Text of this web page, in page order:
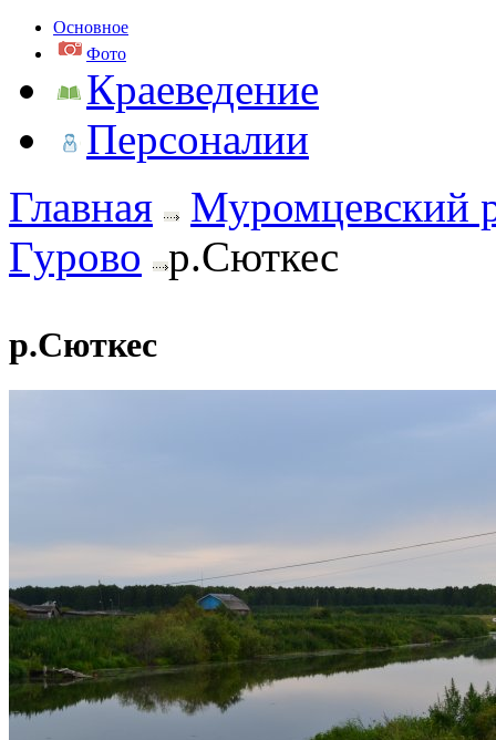
Основное
Фото
Краеведение
Персоналии
Главная
Муромцевский
Гурово
р.Сюткес
р.Сюткес